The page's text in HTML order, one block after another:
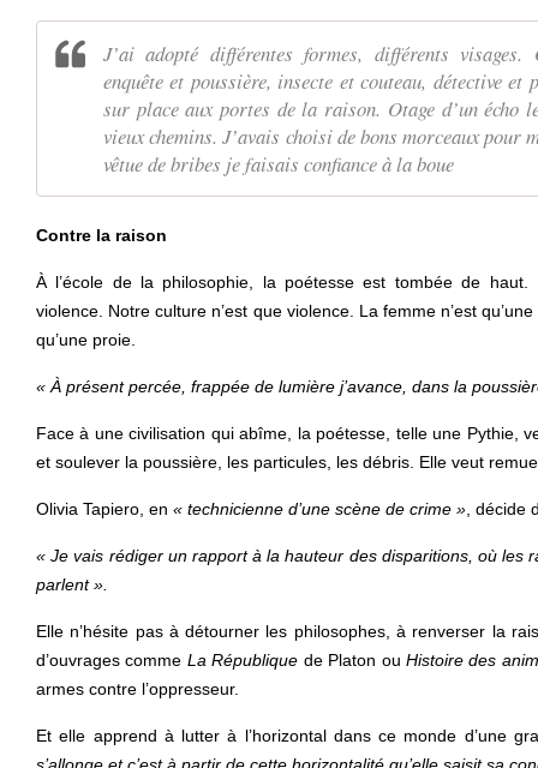
J’ai adopté différentes formes, différents
enquête et poussière, insecte et couteau, détective
sur place aux portes de la raison. Otage d’un écho
vieux chemins. J’avais choisi de bons morceaux pour
vêtue de bribes je faisais confiance à la boue
Contre la raison
À l’école de la philosophie, la poétesse est tombée de haut.
violence. Notre culture n’est que violence. La femme n’est
qu’une proie.
« À présent percée, frappée de lumière j’avance, dans la
Face à une civilisation qui abîme, la poétesse, telle une Pythie,
et soulever la poussière, les particules, les débris. Elle veut
Olivia Tapiero, en « technicienne d’une scène de crime » , décide
« Je vais rédiger un rapport à la hauteur des disparitions, où les
parlent ».
Elle n’hésite pas à détourner les philosophes, à renverser la
d’ouvrages comme La République de Platon ou Histoire des
armes contre l’oppresseur.
Et elle apprend à lutter à l’horizontal dans ce monde d’une